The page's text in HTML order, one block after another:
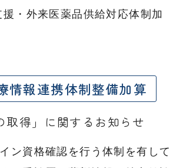
・外来医薬品供給対応体制加
情報連携体制整備加算
取得」に関するお知らせ
ン資格確認を行う体制を有して